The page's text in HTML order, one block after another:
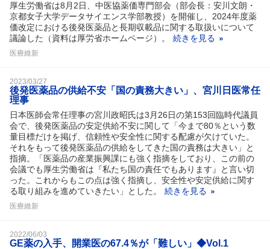
厚生労働省は8月2日、中医協薬価専門部会（部会長：安川文朗・
京都女子大学データサイエンス学部教授）を開催し、2024年度薬
価改定における後発医薬品と長期収載品に関する取扱いについて
議論した（資料は厚労省ホームページ）。
続きを見る
医療維新
2023/03/27
後発医薬品の供給不安「国の責務大きい」、宮川日医常任
理事
日本医師会常任理事の宮川政昭氏は3月26日の第153回臨時代議員
会で、後発医薬品の安定供給不安に関して「今まで80％という数
量目標だけを掲げ、信頼性や安全性に関する配慮が欠けていた。
それをもって後発医薬品の供給をしてきた国の責務は大きい」と
指摘。「医薬品の産業振興課にも強く指摘をしており、この前の
会議でも厚生労働省は『私たち国の責任でもあります』と言い切
った。これからもこの点は強く指摘し、安全性や安定供給に関す
る取り組みを進めていきたい」とした。
続きを見る
医療維新
2022/06/03
GE薬の入手、開業医の67.4％が「難しい」◆Vol.1